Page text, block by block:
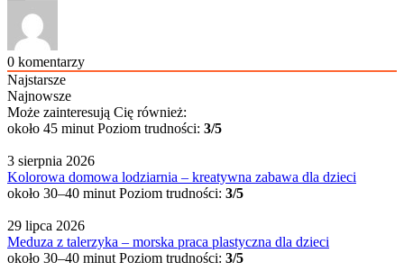
0 komentarzy
Najstarsze
Najnowsze
Może zainteresują Cię również:
około 45 minut Poziom trudności: 3/5
3 sierpnia 2026
Kolorowa domowa lodziarnia – kreatywna zabawa dla dzieci
około 30–40 minut Poziom trudności: 3/5
29 lipca 2026
Meduza z talerzyka – morska praca plastyczna dla dzieci
około 30–40 minut Poziom trudności: 3/5